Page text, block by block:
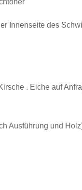
Innenseite des
. Eiche auf
Ausführung und